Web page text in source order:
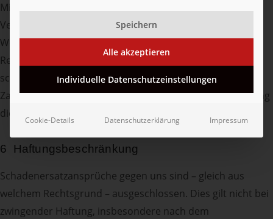
Miteigentum nach dem Verhältnis der Werte zur Zeit der
Verarbeitung. Der Käufer tritt die Forderungen aus dem
Weiterverkauf der Vorbehaltsware in Höhe unseres
Rechnungswertes (zuzüglich 20 % Sicherungsaufschlag)
schon jetzt an uns ab. Solange der Käufer seinen
Zahlungsverpflichtungen nachkommt, ist er zur Einziehung
dieser Forderungen ermächtigt.
6 Haftungsbeschränkung
Schadenersatzansprüche gegen uns sind – gleich aus
welchem Rechtsgrund – ausgeschlossen. Dies gilt nicht bei
zwingender Haftung, insbesondere nach dem
Speichern
Alle akzeptieren
Individuelle Datenschutzeinstellungen
Cookie-Details Datenschutzerklärung Impressum